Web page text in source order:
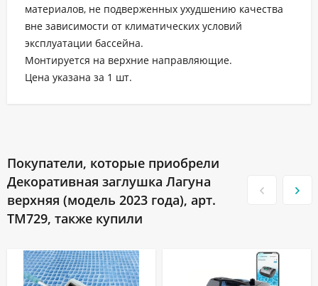
материалов, не подверженных ухудшению качества
вне зависимости от климатических условий
эксплуатации бассейна.
Монтируется на верхние направляющие.
Цена указана за 1 шт.
Покупатели, которые приобрели
Декоративная заглушка Лагуна
верхняя (модель 2023 года), арт.
ТМ729, также купили